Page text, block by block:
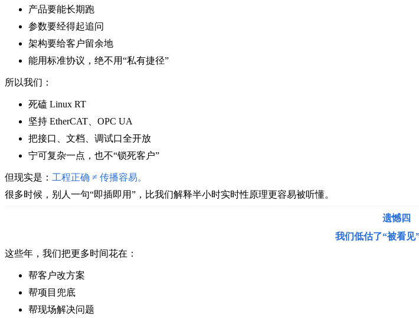
产品要能长期跑
参数要经得起追问
架构要给客户留余地
能用标准协议，绝不用“私有捷径”
所以我们：
死磕 Linux RT
坚持 EtherCAT、OPC UA
把接口、文档、调试口全开放
宁可复杂一点，也不“锁死客户”
但现实是： 工程正确 ≠ 传播容易。
很多时候， 别人一句“即插即用”， 比我们解释半小时实时性原理更容易被听懂。
遗憾四
我们低估了“被看见
这些年，我们把更多时间花在：
帮客户改方案
帮项目兜底
帮现场解决问题